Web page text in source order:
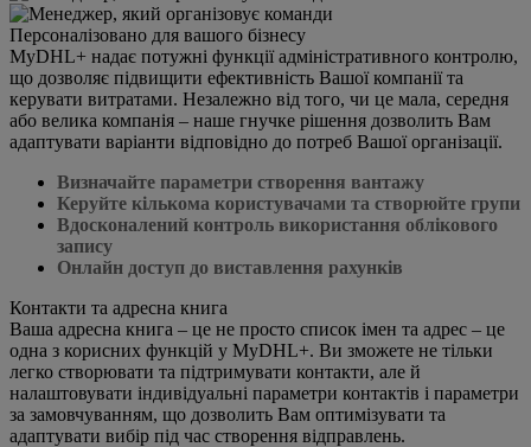
Персоналізовано для вашого бізнесу
MyDHL+ надає потужні функції адміністративного контролю,
що дозволяє підвищити ефективність Вашої компанії та
керувати витратами. Незалежно від того, чи це мала, середня
або велика компанія – наше гнучке рішення дозволить Вам
адаптувати варіанти відповідно до потреб Вашої організації.
Визначайте параметри створення вантажу
Керуйте кількома користувачами та створюйте групи
Вдосконалений контроль використання облікового
запису
Онлайн доступ до виставлення рахунків
Контакти та адресна книга
Ваша адресна книга – це не просто список імен та адрес – це
одна з корисних функцій у MyDHL+. Ви зможете не тільки
легко створювати та підтримувати контакти, але й
налаштовувати індивідуальні параметри контактів і параметри
за замовчуванням, що дозволить Вам оптимізувати та
адаптувати вибір під час створення відправлень.